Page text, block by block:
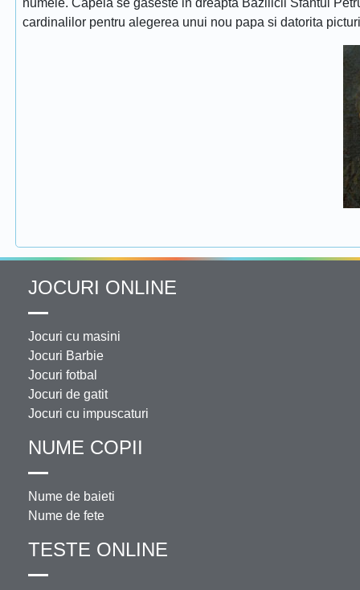
numele. Capela se gaseste in dreapta Bazilicii Sfantul
cardinalilor pentru alegerea unui nou papa si datorita
JOCURI ONLINE
Jocuri cu masini
Jocuri Barbie
Jocuri fotbal
Jocuri de gatit
Jocuri cu impuscaturi
NUME COPII
Nume de baieti
Nume de fete
TESTE ONLINE